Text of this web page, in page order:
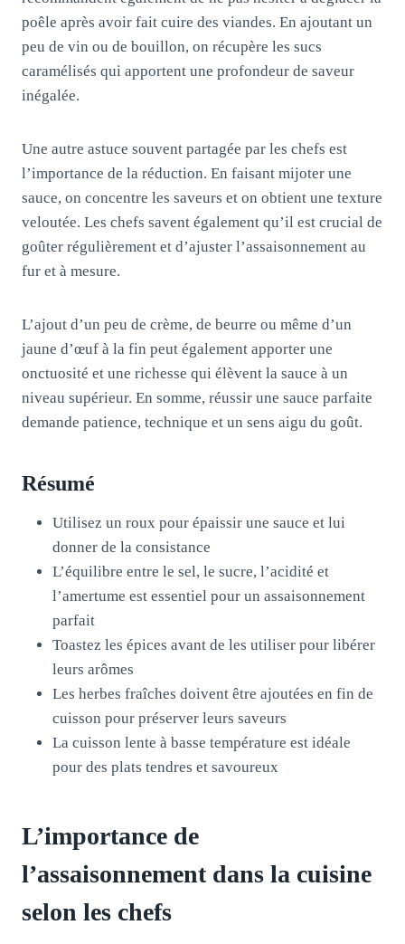
poêle après avoir fait cuire des viandes. En ajoutant un
peu de vin ou de bouillon, on récupère les sucs
caramélisés qui apportent une profondeur de saveur
inégalée.
Une autre astuce souvent partagée par les chefs est
l’importance de la réduction. En faisant mijoter une
sauce, on concentre les saveurs et on obtient une texture
veloutée. Les chefs savent également qu’il est crucial de
goûter régulièrement et d’ajuster l’assaisonnement au
fur et à mesure.
L’ajout d’un peu de crème, de beurre ou même d’un
jaune d’œuf à la fin peut également apporter une
onctuosité et une richesse qui élèvent la sauce à un
niveau supérieur. En somme, réussir une sauce parfaite
demande patience, technique et un sens aigu du goût.
Résumé
Utilisez un roux pour épaissir une sauce et lui
donner de la consistance
L’équilibre entre le sel, le sucre, l’acidité et
l’amertume est essentiel pour un assaisonnement
parfait
Toastez les épices avant de les utiliser pour libérer
leurs arômes
Les herbes fraîches doivent être ajoutées en fin de
cuisson pour préserver leurs saveurs
La cuisson lente à basse température est idéale
pour des plats tendres et savoureux
L’importance de
l’assaisonnement dans la cuisine
selon les chefs